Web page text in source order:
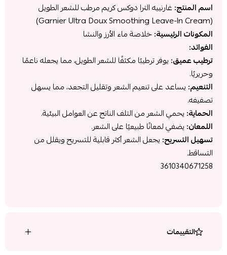
اسم المنتج: غارنييه الترا دوكس كريم مرطب للشعر الطويل
(Garnier Ultra Doux Smoothing Leave-In Cream)
المكونات الرئيسية:خلاصة ماء الأرز والنشا
الفوائد:
ترطيب عميق: يوفر ترطيبًا مكثفًا للشعر الطويل، مما يجعله ناعمًا
وحريريًا.
التنعيم: يساعد على تنعيم الشعر وتقليل التجعد، مما يسهل
تصفيفه.
الحماية: يحمي الشعر من التلف الناتج عن العوامل البيئية.
اللمعان: يضفي لمعانًا طبيعيًا على الشعر.
تسهيل التسريح: يجعل الشعر أكثر قابلية للتسريح ويقلل من
التساقط.
3610340671258
التقييمات